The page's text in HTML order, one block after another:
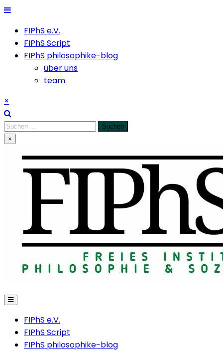
Skip
contentFIPhS e.V.
FIPhS Script
FIPhS philosophike-blog
über uns
team
×
Suchen
nach:
×
FIPhS e.V.
FIPhS Script
FIPhS philosophike-blog